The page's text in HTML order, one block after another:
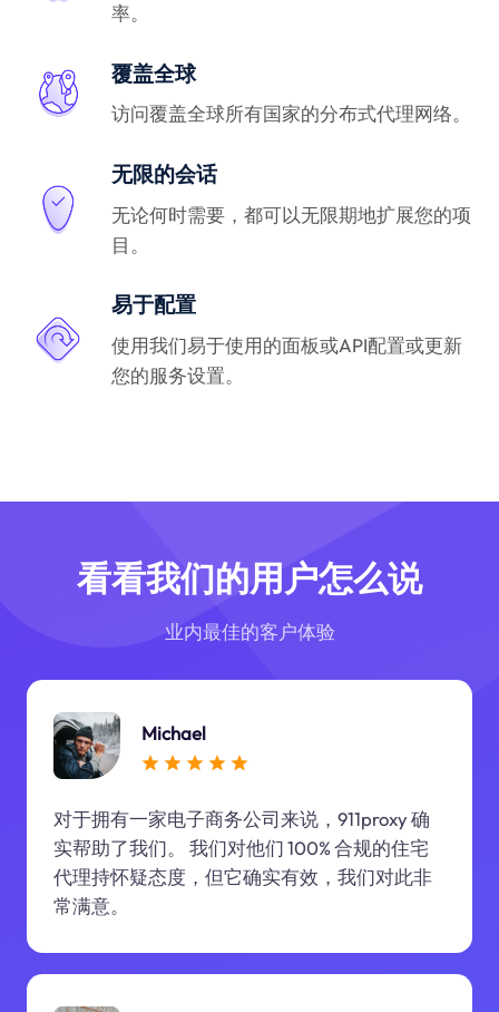
率。
覆盖全球
访问覆盖全球所有国家的分布式代理网络。
无限的会话
无论何时需要，都可以无限期地扩展您的项
目。
易于配置
使用我们易于使用的面板或API配置或更新
您的服务设置。
看看我们的用户怎么说
业内最佳的客户体验
Michael
对于拥有一家电子商务公司来说，911proxy 确
实帮助了我们。 我们对他们 100% 合规的住宅
代理持怀疑态度，但它确实有效，我们对此非
常满意。